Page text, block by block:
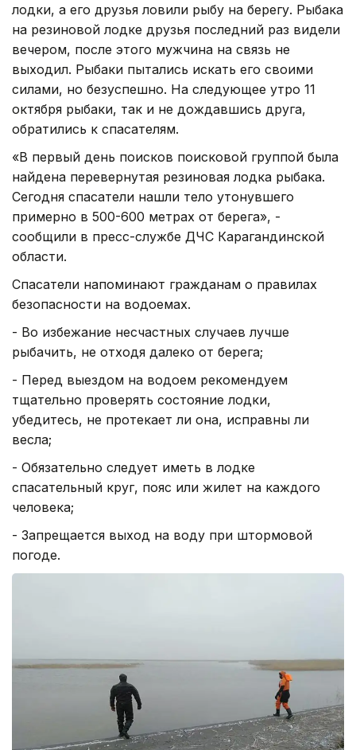
лодки, а его друзья ловили рыбу на берегу. Рыбака
на резиновой лодке друзья последний раз видели
вечером, после этого мужчина на связь не
выходил. Рыбаки пытались искать его своими
силами, но безуспешно. На следующее утро 11
октября рыбаки, так и не дождавшись друга,
обратились к спасателям.
«В первый день поисков поисковой группой была
найдена перевернутая резиновая лодка рыбака.
Сегодня спасатели нашли тело утонувшего
примерно в 500-600 метрах от берега», -
сообщили в пресс-службе ДЧС Карагандинской
области.
Спасатели напоминают гражданам о правилах
безопасности на водоемах.
- Во избежание несчастных случаев лучше
рыбачить, не отходя далеко от берега;
- Перед выездом на водоем рекомендуем
тщательно проверять состояние лодки,
убедитесь, не протекает ли она, исправны ли
весла;
- Обязательно следует иметь в лодке
спасательный круг, пояс или жилет на каждого
человека;
- Запрещается выход на воду при штормовой
погоде.